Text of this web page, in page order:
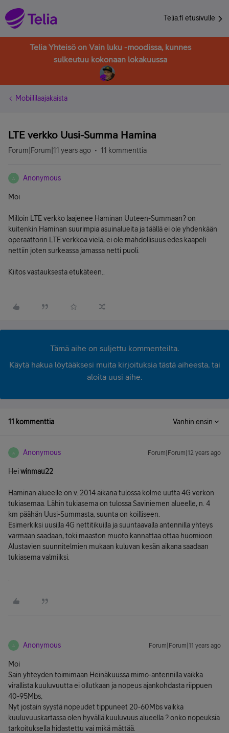
Telia.fi etusivulle
Telia Yhteisö on Vain luku -moodissa, kunnes
sulkeutuu kokonaan lokakuussa
Mobiililaajakaista
LTE verkko Uusi-Summa Hamina
Forum|Forum|11 years ago 11 kommenttia
A Anonymous
Moi
Milloin LTE verkko laajenee Haminan Uuteen-Summaan? on
kuitenkin Haminan suurimpia asuinalueita ja täällä ei ole yhdenkään
operaattorin LTE verkkoa vielä, ei ole mahdollisuus edes kaapeli
nettiin joten surkeassa jamassa netti puoli.
Kiitos vastauksesta etukäteen..
Tämä aihe on suljettu kommenteilta.
Käytä hakua löytääksesi muita kirjoituksia tästä aiheesta, tai
aloita uusi aihe.
11 kommenttia Vanhin ensin
A Anonymous Forum|Forum|12 years ago
Heiwinmau22
Haminan alueelle on v. 2014 aikana tulossa kolme uutta 4G verkon
tukiasemaa. Lähin tukiasema on tulossa Saviniemen alueelle, n. 4
km päähän Uusi-Summasta, suunta on koilliseen.
Esimerkiksi uusilla 4G nettitikuilla ja suuntaavalla antennilla yhteys
varmaan saadaan, toki maaston muoto kannattaa ottaa huomioon.
Alustavien suunnitelmien mukaan kuluvan kesän aikana saadaan
tukiasema valmiiksi.
A Anonymous Forum|Forum|11 years ago
Moi
Sain yhteyden toimimaan Heinäkuussa mimo-antennilla vaikka
virallista kuuluvuutta ei ollutkaan ja nopeus ajankohdasta riippuen
40-95Mbs,
Nyt jostain syystä nopeudet tippuneet 20-60Mbs vaikka
kuuluvuuskartassa olen hyvällä kuuluvuus alueella ? onko nopeuksia
tarkoituksella hidastettu vai mikä mättää.